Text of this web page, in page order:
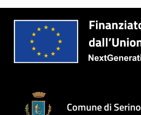
Comune di Serino